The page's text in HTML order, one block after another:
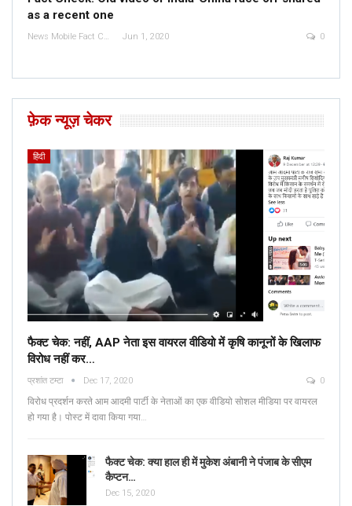
as a recent one
News Mobile Fact Check Bureau Jun 1, 2020 0
फ़ेक न्यूज़ चेकर
हिंदी
फैक्ट चेक: नहीं, AAP नेता इस वायरल वीडियो में कृषि कानूनों के खिलाफ
विरोध नहीं कर…
प्रशांत टम्टा Dec 17, 2020 0
विरोध प्रदर्शन करते आम आदमी पार्टी के नेताओं का एक वीडियो सोशल मीडिया पर वायरल
हो गया है। पोस्ट में दावा किया गया…
फैक्ट चेक: क्या हाल ही में मुकेश अंबानी ने पंजाब के सीएम
कैप्टन…
Dec 15, 2020